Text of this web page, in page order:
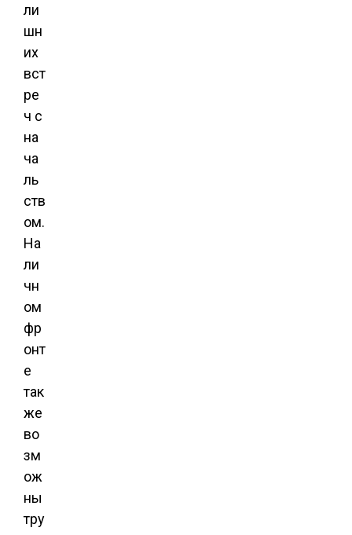
ли
шн
их
вст
ре
ч с
на
ча
ль
ств
ом.
На
ли
чн
ом
фр
онт
е
так
же
во
зм
ож
ны
тру